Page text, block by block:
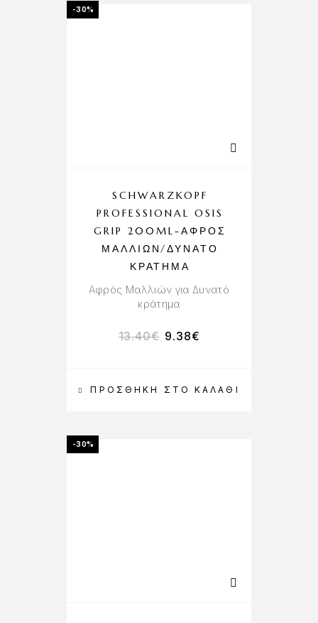
-30%
ΠΡΟΣΘΉΚΗ ΣΤΟ ΚΑΛΆΘΙ
SCHWARZKOPF
PROFESSIONAL OSIS
GRIP 200ML-ΑΦΡΌΣ
ΜΑΛΛΙΏΝ/ΔΥΝΑΤΌ
ΚΡΆΤΗΜΑ
Αφρός Μαλλιών για Δυνατό
κράτημα
13.40€ 9.38€
-30%